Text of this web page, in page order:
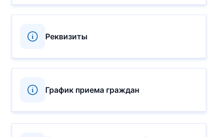
Реквизиты
График приема граждан